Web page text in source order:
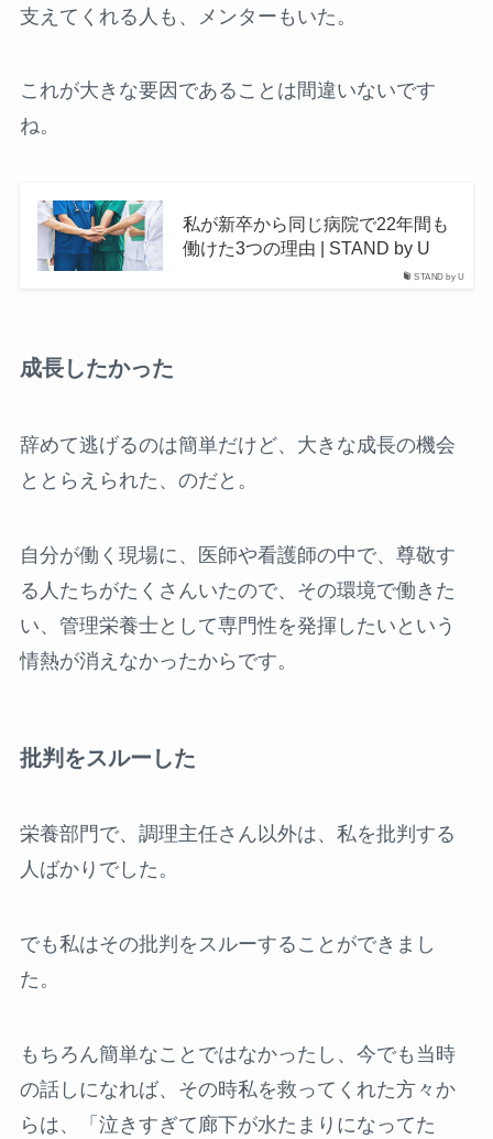
支えてくれる人も、メンターもいた。
これが大きな要因であることは間違いないです
ね。
STAND by U
私が新卒から同じ病院で22年間も
働けた3つの理由 | STAND by U
成長したかった
辞めて逃げるのは簡単だけど、大きな成長の機会
ととらえられた、のだと。
自分が働く現場に、医師や看護師の中で、尊敬す
る人たちがたくさんいたので、その環境で働きた
い、管理栄養士として専門性を発揮したいという
情熱が消えなかったからです。
批判をスルーした
栄養部門で、調理主任さん以外は、私を批判する
人ばかりでした。
でも私はその批判をスルーすることができまし
た。
もちろん簡単なことではなかったし、今でも当時
の話しになれば、その時私を救ってくれた方々か
らは、「泣きすぎて廊下が水たまりになってた